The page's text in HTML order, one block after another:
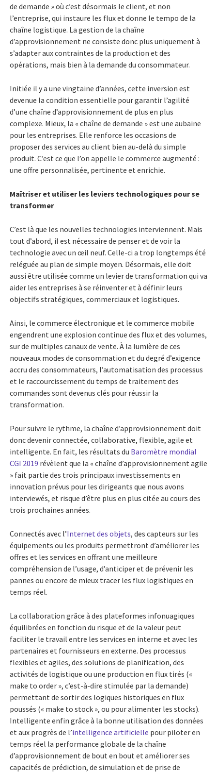
de demande » où c’est désormais le client, et non
l’entreprise, qui instaure les flux et donne le tempo de la
chaîne logistique. La gestion de la chaîne
d’approvisionnement ne consiste donc plus uniquement à
s’adapter aux contraintes de la production et des
opérations, mais bien à la demande du consommateur.
Initiée il y a une vingtaine d’années, cette inversion est
devenue la condition essentielle pour garantir l’agilité
d’une chaîne d’approvisionnement de plus en plus
complexe. Mieux, la « chaîne de demande » est une aubaine
pour les entreprises. Elle renforce les occasions de
proposer des services au client bien au-delà du simple
produit. C’est ce que l’on appelle le commerce augmenté :
une offre personnalisée, pertinente et enrichie.
Maîtriser et utiliser les leviers technologiques pour se
transformer
C’est là que les nouvelles technologies interviennent. Mais
tout d’abord, il est nécessaire de penser et de voir la
technologie avec un œil neuf. Celle-ci a trop longtemps été
reléguée au plan de simple moyen. Désormais, elle doit
aussi être utilisée comme un levier de transformation qui va
aider les entreprises à se réinventer et à définir leurs
objectifs stratégiques, commerciaux et logistiques.
Ainsi, le commerce électronique et le commerce mobile
engendrent une explosion continue des flux et des volumes,
sur de multiples canaux de vente. À la lumière de ces
nouveaux modes de consommation et du degré d’exigence
accru des consommateurs, l’automatisation des processus
et le raccourcissement du temps de traitement des
commandes sont devenus clés pour réussir la
transformation.
Pour suivre le rythme, la chaîne d’approvisionnement doit
donc devenir connectée, collaborative, flexible, agile et
intelligente. En fait, les résultats du Baromètre mondial
CGI 2019 révèlent que la « chaîne d’approvisionnement agile
» fait partie des trois principaux investissements en
innovation prévus pour les dirigeants que nous avons
interviewés, et risque d’être plus en plus citée au cours des
trois prochaines années.
Connectés avec l’Internet des objets, des capteurs sur les
équipements ou les produits permettront d’améliorer les
offres et les services en offrant une meilleure
compréhension de l’usage, d’anticiper et de prévenir les
pannes ou encore de mieux tracer les flux logistiques en
temps réel.
La collaboration grâce à des plateformes infonuagiques
équilibrées en fonction du risque et de la valeur peut
faciliter le travail entre les services en interne et avec les
partenaires et fournisseurs en externe. Des processus
flexibles et agiles, des solutions de planification, des
activités de logistique ou une production en flux tirés («
make to order », c’est-à-dire stimulée par la demande)
permettant de sortir des logiques historiques en flux
poussés (« make to stock », ou pour alimenter les stocks).
Intelligente enfin grâce à la bonne utilisation des données
et aux progrès de l’intelligence artificielle pour piloter en
temps réel la performance globale de la chaîne
d’approvisionnement de bout en bout et améliorer ses
capacités de prédiction, de simulation et de prise de